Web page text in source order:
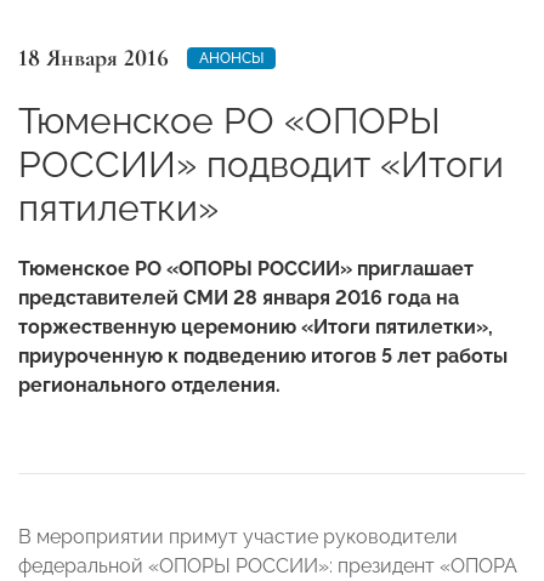
18 Января 2016 АНОНСЫ
Тюменское РО «ОПОРЫ
РОССИИ» подводит «Итоги
пятилетки»
Тюменское РО «ОПОРЫ РОССИИ» приглашает
представителей СМИ 28 января 2016 года на
торжественную церемонию «Итоги пятилетки»,
приуроченную к подведению итогов 5 лет работы
регионального отделения.
В мероприятии примут участие руководители
федеральной «ОПОРЫ РОССИИ»: президент «ОПОРА